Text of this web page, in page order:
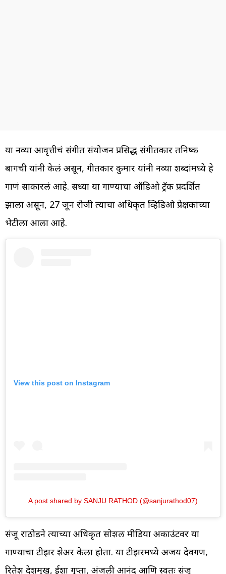
या नव्या आवृत्तीचं संगीत संयोजन प्रसिद्ध संगीतकार तनिष्क
बागची यांनी केलं असून, गीतकार कुमार यांनी नव्या शब्दांमध्ये हे
गाणं साकारलं आहे. सध्या या गाण्याचा ऑडिओ ट्रॅक प्रदर्शित
झाला असून, 27 जून रोजी त्याचा अधिकृत व्हिडिओ प्रेक्षकांच्या
भेटीला आला आहे.
View this post on Instagram
A post shared by SANJU RATHOD (@sanjurathod07)
संजू राठोडने त्याच्या अधिकृत सोशल मीडिया अकाउंटवर या
गाण्याचा टीझर शेअर केला होता. या टीझरमध्ये अजय देवगण,
रितेश देशमुख, ईशा गुप्ता, अंजली आनंद आणि स्वतः संजू